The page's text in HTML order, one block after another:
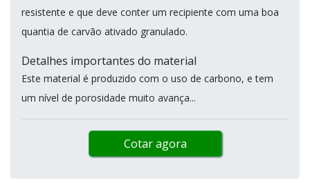
resistente e que deve conter um recipiente com uma boa
quantia de carvão ativado granulado.
Detalhes importantes do material
Este material é produzido com o uso de carbono, e tem
um nível de porosidade muito avança...
Cotar agora